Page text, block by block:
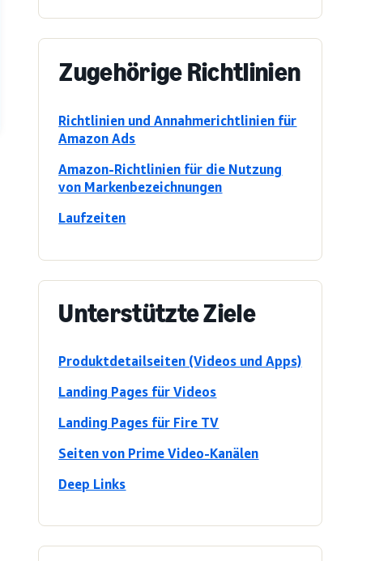
Zugehörige Richtlinien
Richtlinien und Annahmerichtlinien für
Amazon Ads
Amazon-Richtlinien für die Nutzung
von Markenbezeichnungen
Laufzeiten
Unterstützte Ziele
Produktdetailseiten (Videos und Apps)
Landing Pages für Videos
Landing Pages für Fire TV
Seiten von Prime Video-Kanälen
Deep Links